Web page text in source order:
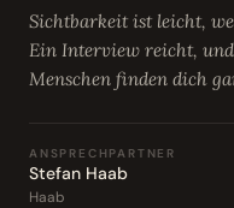
Sichtbarkeit ist leicht,
Ein Interview reicht,
Menschen finden dich
ANSPRECHPARTNER
Stefan Haab
Haab